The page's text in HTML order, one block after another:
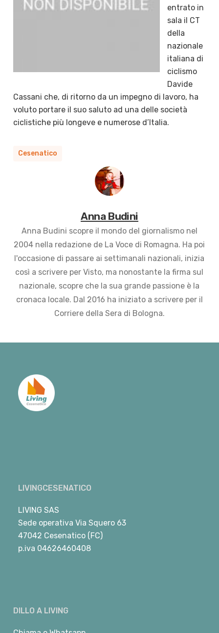
entrato in
sala il CT
della
nazionale
italiana di
ciclismo
Davide
Cassani che, di ritorno da un impegno di lavoro, ha
voluto portare il suo saluto ad una delle società
ciclistiche più longeve e numerose d’Italia.
Cesenatico
Anna Budini
Anna Budini scopre il mondo del giornalismo nel
2004 nella redazione de La Voce di Romagna. Ha poi
l'occasione di passare ai settimanali nazionali, inizia
così a scrivere per Visto, ma nonostante la firma sul
nazionale, scopre che la sua grande passione è la
cronaca locale. Dal 2016 ha iniziato a scrivere per il
Corriere della Sera di Bologna.
LIVINGCESENATICO
LIVING SAS
Sede operativa Via Squero 63
47042 Cesenatico (FC)
p.iva 04626460408
DILLO A LIVING